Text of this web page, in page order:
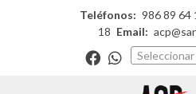
Teléfonos: 986 89 64
18 Email:
Seleccionar